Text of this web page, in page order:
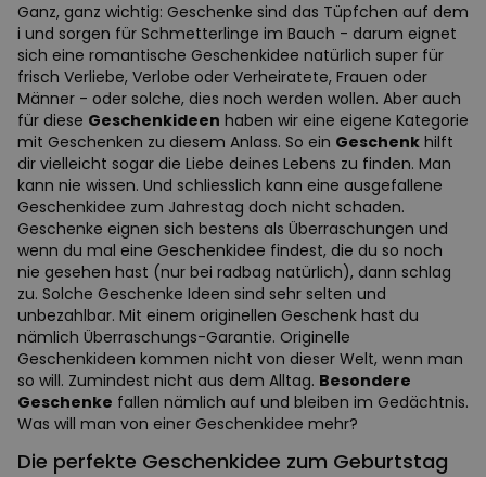
Ganz, ganz wichtig: Geschenke sind das Tüpfchen auf dem
i und sorgen für Schmetterlinge im Bauch - darum eignet
sich eine romantische Geschenkidee natürlich super für
frisch Verliebe, Verlobe oder Verheiratete, Frauen oder
Männer - oder solche, dies noch werden wollen. Aber auch
für diese Geschenkideen haben wir eine eigene Kategorie
mit Geschenken zu diesem Anlass. So ein Geschenk hilft
dir vielleicht sogar die Liebe deines Lebens zu finden. Man
kann nie wissen. Und schliesslich kann eine ausgefallene
Geschenkidee zum Jahrestag doch nicht schaden.
Geschenke eignen sich bestens als Überraschungen und
wenn du mal eine Geschenkidee findest, die du so noch
nie gesehen hast (nur bei radbag natürlich), dann schlag
zu. Solche Geschenke Ideen sind sehr selten und
unbezahlbar. Mit einem originellen Geschenk hast du
nämlich Überraschungs-Garantie. Originelle
Geschenkideen kommen nicht von dieser Welt, wenn man
so will. Zumindest nicht aus dem Alltag. Besondere
Geschenke fallen nämlich auf und bleiben im Gedächtnis.
Was will man von einer Geschenkidee mehr?
Die perfekte Geschenkidee zum Geburtstag